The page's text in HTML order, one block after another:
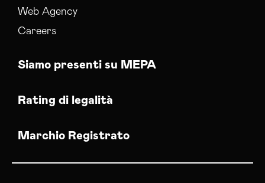
Web Agency
Careers
Siamo presenti su MEPA
Rating di legalità
Marchio Registrato